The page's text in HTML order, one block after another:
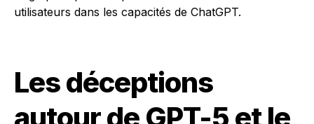
utilisateurs dans les capacités de ChatGPT.
Les déceptions